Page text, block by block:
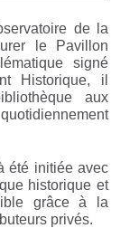
de la
le Pavillon
signé
Historique, il
aux
été initiée avec
historique et
grâce à la
privés.